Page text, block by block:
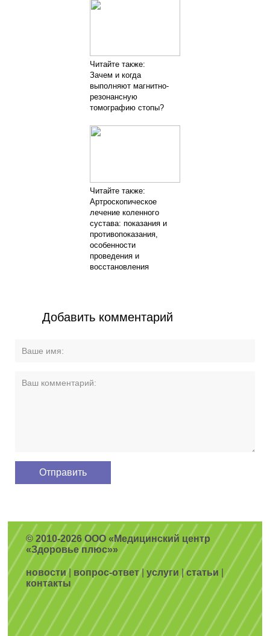
Читайте также:
Зачем и когда
выполняют магнитно-
резонансную
томографию стопы?
Читайте также:
Артроскопическое
лечение коленного
сустава: показания и
противопоказания,
особенности
проведения и
восстановления
Добавить комментарий
© 2010-2026 ООО «Медицинский центр
«Здоровье плюс»»
новости| вопрос-ответ|услуги |статьи
контакты